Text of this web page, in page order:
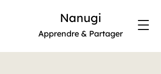
Nanugi
Apprendre & Partager